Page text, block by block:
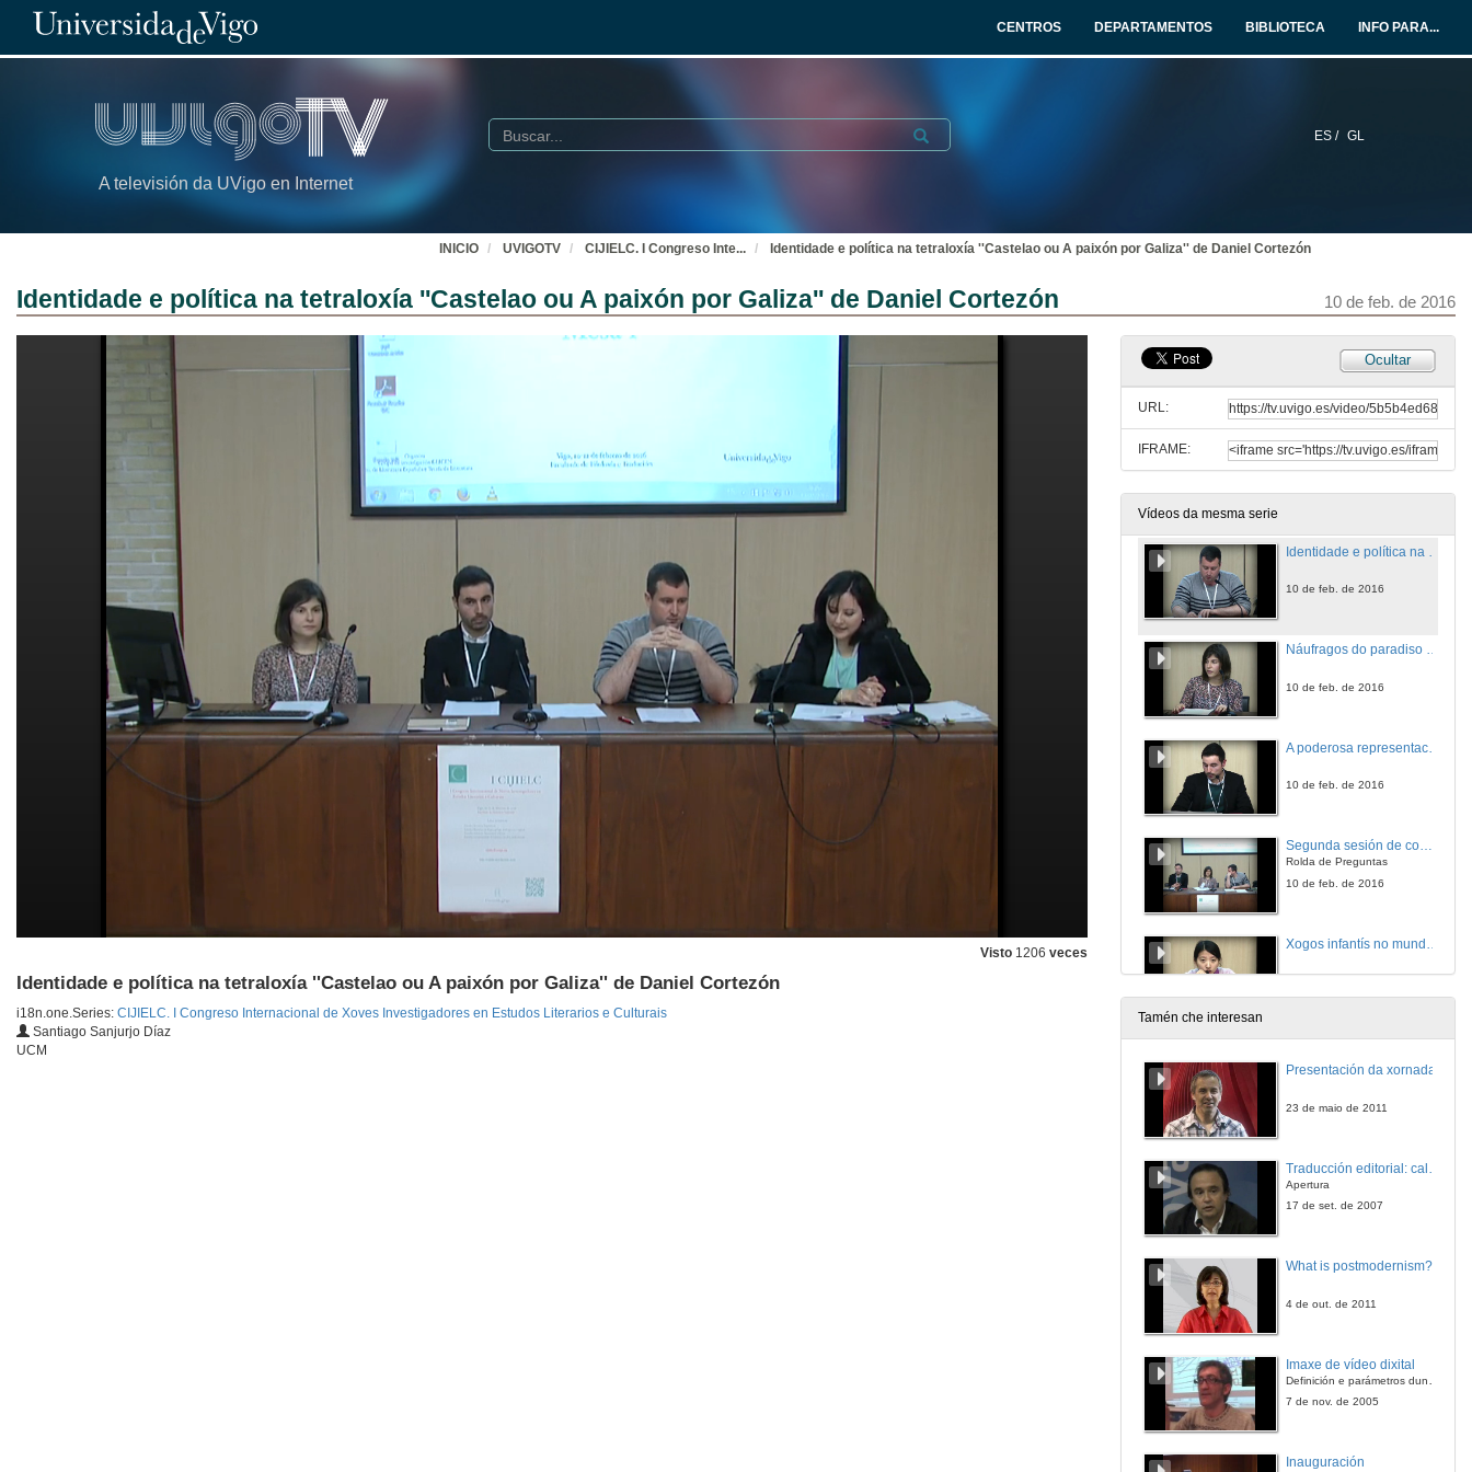
CENTROS DEPARTAMENTOS BIBLIOTECA INFO PARA...
A televisión da UVigo en Internet
ES / GL
Buscar Submit
INICIO UVIGOTV CIJIELC. I Congreso Inte... Identidade e política na tetraloxía ''Castelao ou A paixón por Galiza'' de Daniel Cortezón
Identidade e política na tetraloxía ''Castelao ou A paixón por Galiza'' de Daniel Cortezón 10 de feb. de 2016
Visto 1206 veces
Identidade e política na tetraloxía ''Castelao ou A paixón por Galiza'' de Daniel Cortezón
i18n.one.Series: CIJIELC. I Congreso Internacional de Xoves Investigadores en Estudos Literarios e Culturais
Santiago Sanjurjo Díaz
UCM
Ocultar
URL:
IFRAME:
Vídeos da mesma serie
Literatura, indentidade, serendepia
10 de feb. de 2016
Voz e corpo en Carnia Hakai de Elvira Ribeiro Tobía
Un posíbel caso de biografismo sexualizante
Primeira sesión de comunicacións
Rolda de Preguntas
10 de feb. de 2016
10 de feb. de 2016
Náufragos do paradiso e a narrativa de Thomas Bernhard
10 de feb. de 2016
10 de feb. de 2016
Segunda sesión de comunicación
Rolda de Preguntas
10 de feb. de 2016
O ''Sanatorio de Santa Mónica'' como lugar heterotópico no conto ''Ester Primavera'' de Roberto Arlt
11 de feb. de 2016
11 de feb. de 2016
11 de feb. de 2016
Tamén che interesan
Presentación da xornada
23 de maio de 2011
Apertura
17 de set. de 2007
What is postmodernism?
4 de out. de 2011
Imaxe de vídeo dixital
Definición e parámetros dunha imaxe dixital. Resolución e Aspecto. Profundidade da cor. Compresión. Frame por segundo. Entrelazado. Campos, cadros
7 de nov. de 2005
Inauguración